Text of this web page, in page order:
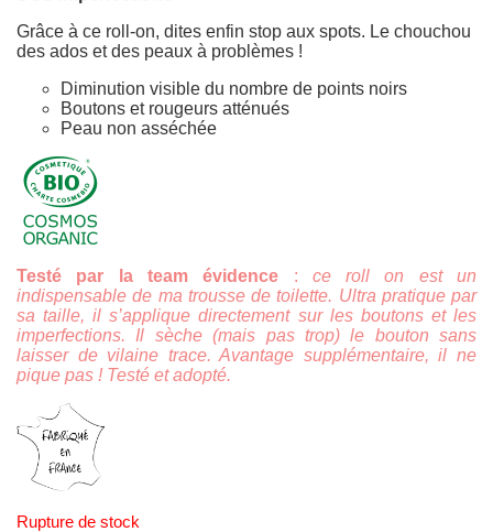
14,20€.6,39€.
Grâce à ce roll-on, dites enfin stop aux spots. Le chouchou
des ados et des peaux à problèmes !
Diminution visible du nombre de points noirs
Boutons et rougeurs atténués
Peau non asséchée
Testé par la team évidence : ce roll on est un
indispensable de ma trousse de toilette. Ultra pratique par
sa taille, il s’applique directement sur les boutons et les
imperfections. Il sèche (mais pas trop) le bouton sans
laisser de vilaine trace. Avantage supplémentaire, il ne
pique pas ! Testé et adopté.
Rupture de stock